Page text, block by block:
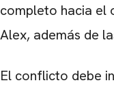
completo hacia el
Alex, además de
El conflicto debe